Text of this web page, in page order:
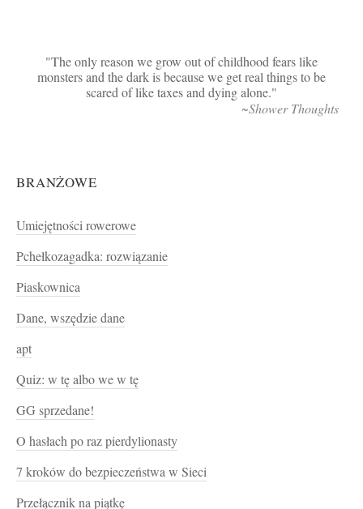
The only reason we grow out of childhood fears like
monsters and the dark is because we get real things to be
scared of like taxes and dying alone.
~Shower Thoughts
BRANŻOWE
Umiejętności rowerowe
Pchełkozagadka: rozwiązanie
Piaskownica
Dane, wszędzie dane
apt
Quiz: w tę albo we w tę
GG sprzedane!
O hasłach po raz pierdylionasty
7 kroków do bezpieczeństwa w Sieci
Przełącznik na piątkę